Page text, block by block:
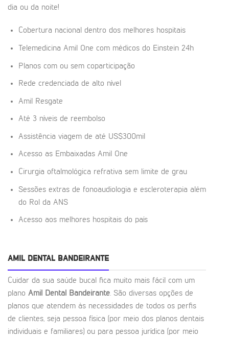
dia ou da noite!
Cobertura nacional dentro dos melhores hospitais
Telemedicina Amil One com médicos do Einstein 24h
Planos com ou sem coparticipação
Rede credenciada de alto nível
Amil Resgate
Até 3 níveis de reembolso
Assistência viagem de até US$300mil
Acesso as Embaixadas Amil One
Cirurgia oftalmológica refrativa sem limite de grau
Sessões extras de fonoaudiologia e escleroterapia além
do Rol da ANS
Acesso aos melhores hospitais do país
AMIL DENTAL BANDEIRANTE
Cuidar da sua saúde bucal fica muito mais fácil com um
plano Amil Dental Bandeirante. São diversas opções de
planos que atendem às necessidades de todos os perfis
de clientes, seja pessoa física (por meio dos planos dentais
individuais e familiares) ou para pessoa jurídica (por meio